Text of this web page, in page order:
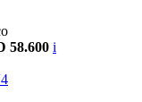
58.600 i